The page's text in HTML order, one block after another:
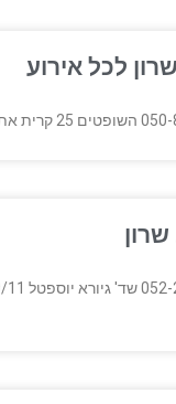
לכל אירוע
קרית אתא
שרון